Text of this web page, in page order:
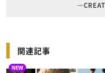
関連記事
NEW